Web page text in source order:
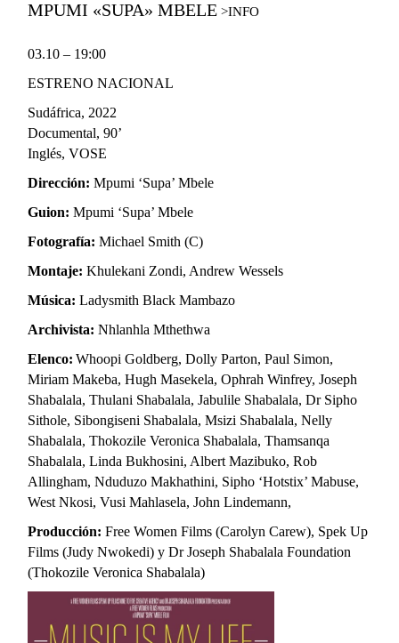
MPUMI «SUPA» MBELE
03.10 – 19:00
ESTRENO NACIONAL
Sudáfrica, 2022
Documental, 90’
Inglés,VOSE
Dirección: Mpumi ‘Supa’Mbele
Guion: Mpumi ‘Supa’Mbele
Fotografía: Michael Smith (C)
Montaje: Khulekani Zondi, Andrew Wessels
Música: Ladysmith Black Mambazo
Archivista: Nhlanhla Mthethwa
Elenco: Whoopi Goldberg, Dolly Parton, Paul Simon,
Miriam Makeba, Hugh Masekela, Ophrah Winfrey, Joseph
Shabalala, Thulani Shabalala, Jabulile Shabalala, Dr Sipho
Sithole, Sibongiseni Shabalala, Msizi Shabalala, Nelly
Shabalala, Thokozile Veronica Shabalala, Thamsanqa
Shabalala, Linda Bukhosini, Albert Mazibuko, Rob
Allingham, Nduduzo Makhathini, Sipho ‘Hotstix’ Mabuse,
West Nkosi, Vusi Mahlasela, John Lindemann,
Producción: Free Women Films (Carolyn Carew), Spek Up
Films (Judy Nwokedi) y Dr Joseph Shabalala Foundation
(Thokozile Veronica Shabalala)